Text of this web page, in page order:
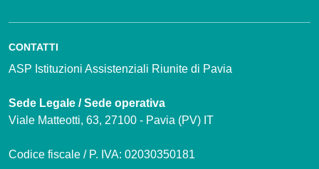
CONTATTI
ASP Istituzioni Assistenziali Riunite di Pavia
Sede Legale / Sede operativa
Viale Matteotti, 63, 27100 - Pavia (PV) IT
Codice fiscale / P. IVA: 02030350181